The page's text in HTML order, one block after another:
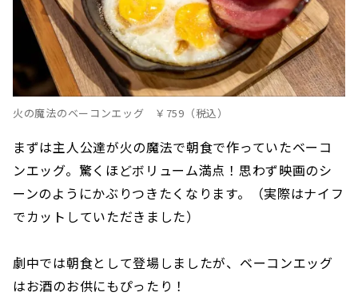
火の魔法のベーコンエッグ ￥759（税込）
まずは主人公達が火の魔法で朝食で作っていたベーコ
ンエッグ。驚くほどボリューム満点！思わず映画のシ
ーンのようにかぶりつきたくなります。（実際はナイフ
でカットしていただきました）
劇中では朝食として登場しましたが、ベーコンエッグ
はお酒のお供にもぴったり！